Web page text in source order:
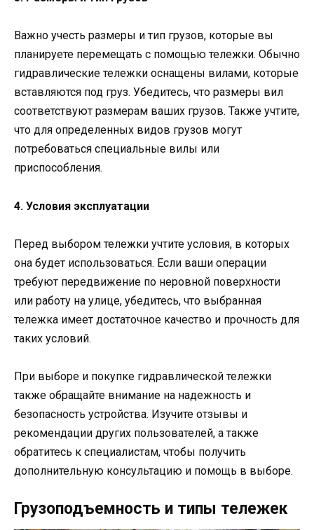
Важно учесть размеры и тип грузов, которые вы
планируете перемещать с помощью тележки. Обычно
гидравлические тележки оснащены вилами, которые
вставляются под груз. Убедитесь, что размеры вил
соответствуют размерам ваших грузов. Также учтите,
что для определенных видов грузов могут
потребоваться специальные вилы или
приспособления.
4. Условия эксплуатации
Перед выбором тележки учтите условия, в которых
она будет использоваться. Если ваши операции
требуют передвижение по неровной поверхности
или работу на улице, убедитесь, что выбранная
тележка имеет достаточное качество и прочность для
таких условий.
При выборе и покупке гидравлической тележки
также обращайте внимание на надежность и
безопасность устройства. Изучите отзывы и
рекомендации других пользователей, а также
обратитесь к специалистам, чтобы получить
дополнительную консультацию и помощь в выборе.
Грузоподъемность и типы тележек